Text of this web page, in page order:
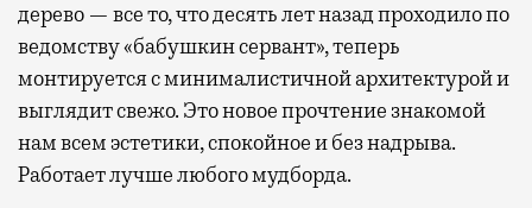
дерево — все то, что десять лет назад проходило по
ведомству «бабушкин сервант», теперь
монтируется с минималистичной архитектурой и
выглядит свежо. Это новое прочтение знакомой
нам всем эстетики, спокойное и без надрыва.
Работает лучше любого мудборда.